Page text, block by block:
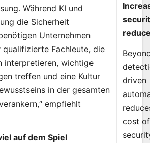
Während KI und
die Sicherheit
Unternehmen
qualifizierte Fachleute, die
interpretieren, wichtige
treffen und eine Kultur
in der gesamten
empfiehlt
auf dem Spiel
driven
cost of